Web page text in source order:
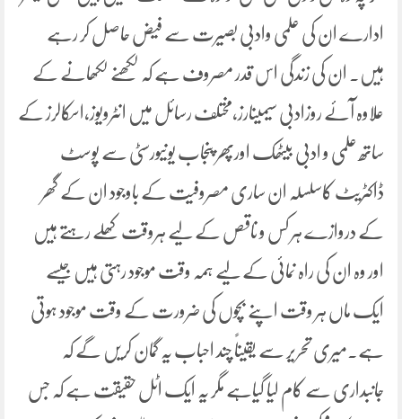
ادارے ان کی علمی وادبی بصیرت سے فیض حاصل کر رہے
ہیں۔ ان کی زندگی اس قدر مصروف ہے کہ لکھنے لکھانے کے
علاوہ آئے روزادبی سیمینارز،مختلف رسائل میں انٹرویوز،اسکالرز کے
ساتھ علمی و ادبی بیٹھک اورپھر پنجاب یونیورسٹی سے پوسٹ
ڈاکٹریٹ کاسلسلہ ان ساری مصروفیت کے باوجود ان کے گھر
کے دروازے ہر کس و ناقص کے لیے ہروقت کھلے رہتے ہیں
اور وہ ان کی راہ نمائی کے لیے ہمہ وقت موجود رہتی ہیں جیسے
ایک ماں ہر وقت اپنے بچوں کی ضرورت کے وقت موجود ہوتی
ہے۔میری تحریر سے یقیناً چند احباب یہ گمان کریں گے کہ
جانبداری سے کام لیا گیاہے مگر یہ ایک اٹل حقیقت ہے کہ جس